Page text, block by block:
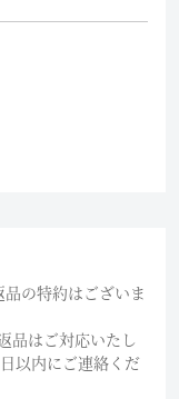
の特約はございま
品はご対応いたし
以内にご連絡くだ